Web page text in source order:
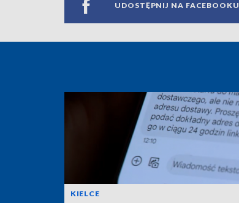
UDOSTĘPNIJ NA FACEBOOKU
KIELCE